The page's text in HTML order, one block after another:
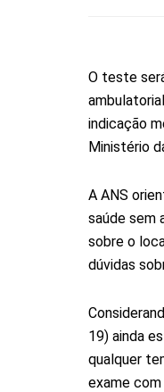
O teste
indicação
Ministério
A ANS
saúde sem
sobre o
dúvidas
19) ainda
qualquer
exame